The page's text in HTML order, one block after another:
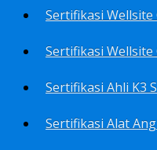
Sertifikasi Wellsite
Sertifikasi Wellsite